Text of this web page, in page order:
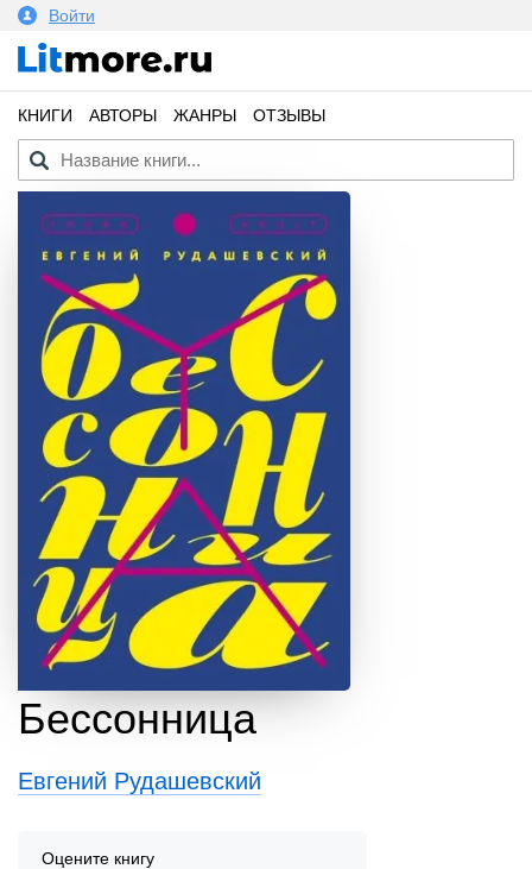
Войти
КНИГИ АВТОРЫ ЖАНРЫ ОТЗЫВЫ
Бессонница
Евгений Рудашевский
Оцените книгу